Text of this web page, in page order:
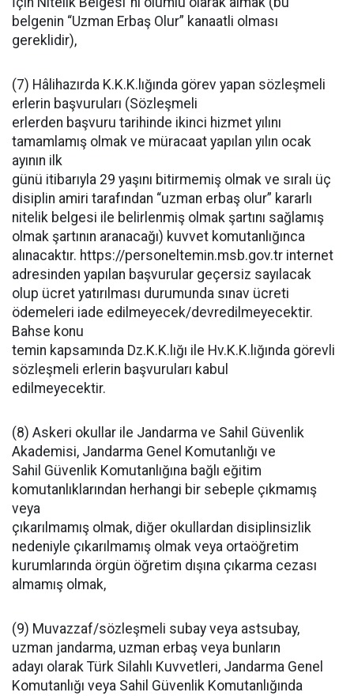
belgenin “Uzman Erbaş Olur” kanaatli olması
gereklidir),
(7) Hâlihazırda K.K.K.lığında görev yapan sözleşmeli
erlerin başvuruları (Sözleşmeli
erlerden başvuru tarihinde ikinci hizmet yılını
tamamlamış olmak ve müracaat yapılan yılın ocak
ayının ilk
günü itibarıyla 29 yaşını bitirmemiş olmak ve sıralı üç
disiplin amiri tarafından “uzman erbaş olur” kararlı
nitelik belgesi ile belirlenmiş olmak şartını sağlamış
olmak şartının aranacağı) kuvvet komutanlığınca
alınacaktır. https://personeltemin.msb.gov.tr internet
adresinden yapılan başvurular geçersiz sayılacak
olup ücret yatırılması durumunda sınav ücreti
ödemeleri iade edilmeyecek/devredilmeyecektir.
Bahse konu
temin kapsamında Dz.K.K.lığı ile Hv.K.K.lığında görevli
sözleşmeli erlerin başvuruları kabul
edilmeyecektir.
(8) Askeri okullar ile Jandarma ve Sahil Güvenlik
Akademisi, Jandarma Genel Komutanlığı ve
Sahil Güvenlik Komutanlığına bağlı eğitim
komutanlıklarından herhangi bir sebeple çıkmamış
veya
çıkarılmamış olmak, diğer okullardan disiplinsizlik
nedeniyle çıkarılmamış olmak veya ortaöğretim
kurumlarında örgün öğretim dışına çıkarma cezası
almamış olmak,
(9) Muvazzaf/sözleşmeli subay veya astsubay,
uzman jandarma, uzman erbaş veya bunların
adayı olarak Türk Silahlı Kuvvetleri, Jandarma Genel
Komutanlığı veya Sahil Güvenlik Komutanlığında